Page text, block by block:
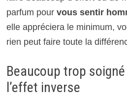
parfum pour vous sentir
elle appréciera le minimum,
rien peut faire toute la
Beaucoup trop
l’effet inverse